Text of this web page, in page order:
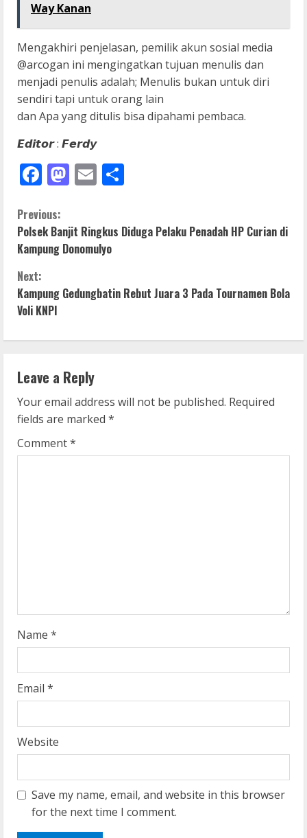
Way Kanan
Mengakhiri penjelasan, pemilik akun sosial media
@arcogan ini mengingatkan tujuan menulis dan
menjadi penulis adalah; Menulis bukan untuk diri
sendiri tapi untuk orang lain
dan Apa yang ditulis bisa dipahami pembaca.
𝙀𝙙𝙞𝙩𝙤𝙧 : 𝙁𝙚𝙧𝙙𝙮
Facebook
Mastodon
Email
C
o
n
t
i
n
u
e
R
g
Previous:
Polsek Banjit Ringkus Diduga Pelaku Penadah HP Curian di
Kampung Donomulyo
Next:
Kampung Gedungbatin Rebut Juara 3 Pada Tournamen Bola
Voli KNPI
Leave a Reply
Your email address will not be published. Required
fields are marked *
Comment*
Name *
Email *
Website
Save my name, email, and website in this browser
for the next time I comment.